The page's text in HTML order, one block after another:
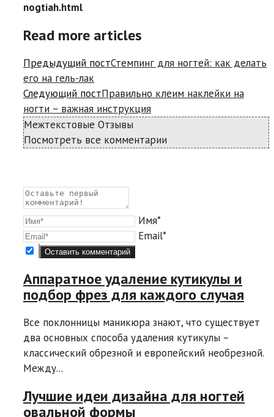
nogtiah.html
Read more articles
Предыдущий постСтемпинг для ногтей: как делать
его на гель-лак
Следующий постПравильно клеим наклейки на
ногти – важная инструкция
Межтекстовые Отзывы
Посмотреть все комментарии
Имя*
Email*
Аппаратное удаление кутикулы и
подбор фрез для каждого случая
Все поклонницы маникюра знают, что существует
два основных способа удаления кутикулы –
классический обрезной и европейский необрезной.
Между...
Лучшие идеи дизайна для ногтей
овальной формы